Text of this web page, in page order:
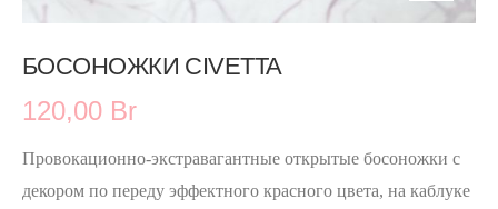
БОСОНОЖКИ CIVETTA
120,00 Br
Провокационно-экстравагантные открытые босоножки с
декором по переду эффектного красного цвета, на каблуке